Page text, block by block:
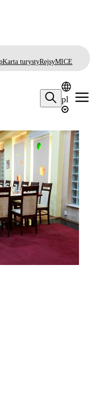
Karta turystyRejsyMICE
pl